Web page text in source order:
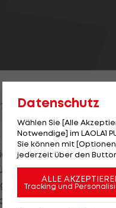
für ÖFB-Teamspieler
der Bayern-Profi
nach sechs bis
"Das
werde", gibt
Datenschutz
Wählen Sie [Alle
Notwendige] im LAOLA1
Sie können mit
jederzeit über den
ALLE
Tracking und